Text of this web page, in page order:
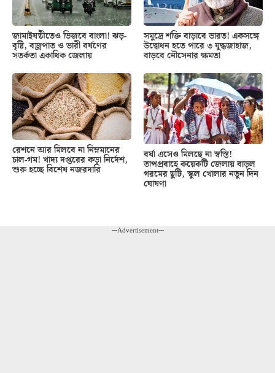
জামাইষষ্ঠীতেও ভিজবে বাংলা! ঝড়-
বৃষ্টি, বজ্রপাত ও ভারী বর্ষণের
সতর্কতা একাধিক জেলায়
সমুদ্রে শক্তি বাড়াবে ভারত! একসঙ্গে
উদ্বোধন হতে পারে ৩ যুদ্ধজাহাজ,
বাড়বে নৌসেনার ক্ষমতা
রেশনে আর মিলবে না নিম্নমানের
চাল-গম! খাদ্য দপ্তরের কড়া নির্দেশ,
শুরু হচ্ছে বিশেষ নজরদারি
বর্ষা এসেও মিলছে না স্বস্তি!
তাপপ্রবাহে কয়েকটি জেলায় বাড়ল
গরমের ছুটি, স্কুল খোলার নতুন দিন
ঘোষণা
---Advertisement---